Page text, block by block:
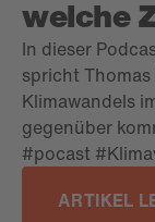
welche
In dieser
spricht
Klimawandels
gegenüber
#pocast
ARTIKEL